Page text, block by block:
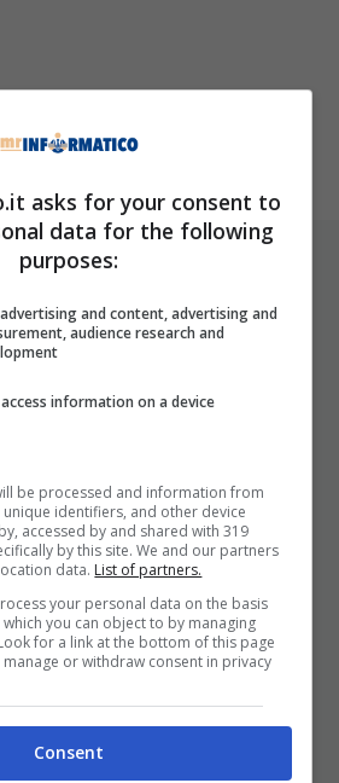
293 Next
Di Una Nuova Moda
Cambiare Il Tabacco
2025
mettere in sicurezza il
sito web
asks for your consent to
data for the following
purposes:
and content, advertising and
audience research and
information on a device
be processed and information from
identifiers, and other device
accessed by and shared with 319
by this site. We and our partners
data. List of partners.
your personal data on the basis
you can object to by managing
for a link at the bottom of this page
or withdraw consent in privacy
Consent